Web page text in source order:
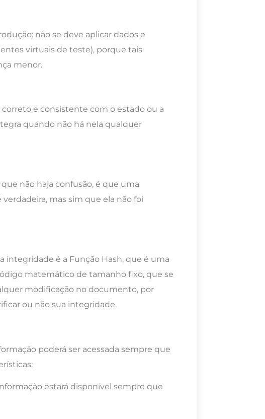
não se deve aplicar dados e
virtuais de teste), porque tais
menor.
correto e consistente com o estado ou a
quando não há nela qualquer
não haja confusão, é que uma
mas sim que ela não foi
integridade é a Função Hash, que é uma
matemático de tamanho fixo, que se
modificação no documento, por
ou não sua integridade.
poderá ser acessada sempre que
estará disponível sempre que